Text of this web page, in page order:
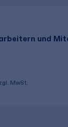
und
MwSt.